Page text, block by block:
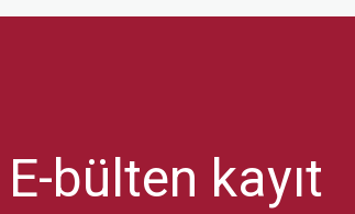
Bu ürüne benzer farklı alternatifler olmalı.
E-bülten kayıt